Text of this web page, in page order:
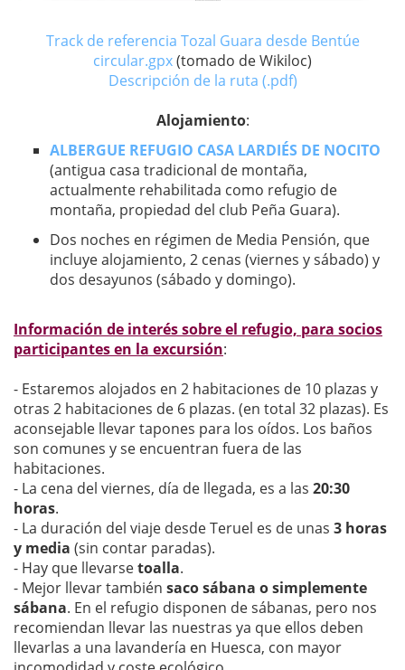
Track de referencia Tozal Guara desde Bentúe
circular.gpx(tomado de Wikiloc)
Descripción de la ruta (.pdf)
Alojamiento:
ALBERGUE REFUGIO CASA LARDIÉS DE NOCITO
(antigua casa tradicional de montaña,
actualmente rehabilitada como refugio de
montaña, propiedad del club Peña Guara).
Dos noches en régimen de Media Pensión, que
incluye alojamiento, 2 cenas (viernes y sábado) y
dos desayunos (sábado y domingo).
Información de interés sobre el refugio, para socios
participantes en la excursión:
- Estaremos alojados en 2 habitaciones de 10 plazas y
otras 2 habitaciones de 6 plazas. (en total 32 plazas). Es
aconsejable llevar tapones para los oídos. Los baños
son comunes y se encuentran fuera de las
habitaciones.
- La cena del viernes, día de llegada, es a las 20:30
horas.
- La duración del viaje desde Teruel es de unas 3 horas
y media (sin contar paradas).
- Hay que llevarsetoalla.
- Mejor llevar también saco sábana o simplemente
sábana. En el refugio disponen de sábanas, pero nos
recomiendan llevar las nuestras ya que ellos deben
llevarlas a una lavandería en Huesca, con mayor